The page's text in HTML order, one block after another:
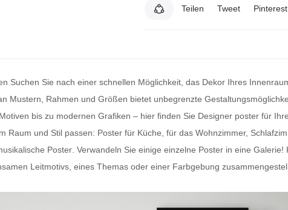
Teilen Tweet Pinterest
Suchen Sie nach einer schnellen Möglichkeit, das Dekor Ihres
Mustern, Rahmen und Größen bietet unbegrenzte
bis zu modernen Grafiken – hier finden Sie Designer poster für
Raum und Stil passen: Poster für Küche , für das Wohnzimmer,
Poster . Verwandeln Sie einige einzelne Poster in eine
Leitmotivs, eines Themas oder einer Farbgebung